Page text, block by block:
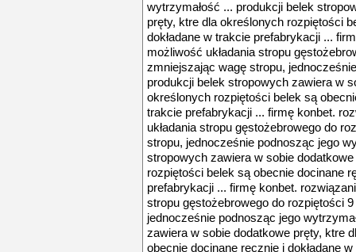
wytrzymałość ... produkcji belek
pręty, ktre dla określonych rozpiętości
dokładane w trakcie prefabrykacji ...
możliwość układania stropu
zmniejszając wagę stropu,
produkcji belek stropowych zawiera w
określonych rozpiętości belek są
trakcie prefabrykacji ... firmę konbet.
układania stropu gęstożebrowego do
stropu, jednocześnie podnosząc jego
stropowych zawiera w sobie
rozpiętości belek są obecnie docinane
prefabrykacji ... firmę konbet.
stropu gęstożebrowego do rozpiętości
jednocześnie podnosząc jego
zawiera w sobie dodatkowe pręty, ktre
obecnie docinane ręcznie i dokładane